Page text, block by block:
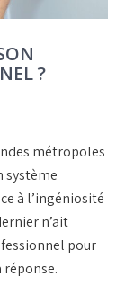
?
métropoles
système
à l’ingéniosité
n’ait
pour
réponse.